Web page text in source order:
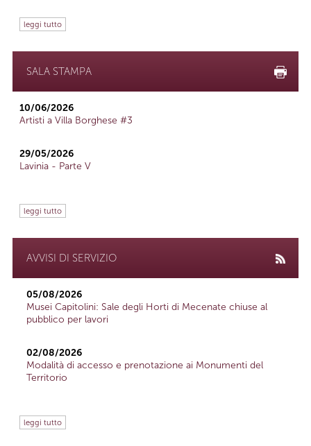
leggi tutto
SALA STAMPA
10/06/2026
Artisti a Villa Borghese #3
29/05/2026
Lavinia - Parte V
leggi tutto
AVVISI DI SERVIZIO
05/08/2026
Musei Capitolini: Sale degli Horti di Mecenate chiuse al
pubblico per lavori
02/08/2026
Modalità di accesso e prenotazione ai Monumenti del
Territorio
leggi tutto